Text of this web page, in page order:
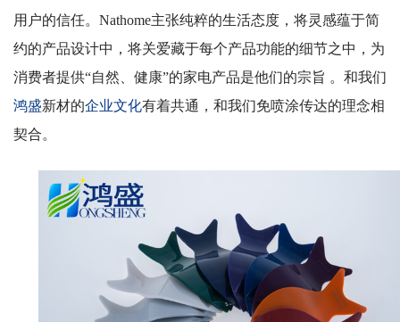
用户的信任。 Nathome主张纯粹的生活态度，将灵感蕴于简
约的产品设计中，将关爱藏于每个产品功能的细节之中，为
消费者提供“自然、健康”的家电产品是他们的宗旨 。和我们
鸿盛新材的企业文化有着共通，和我们免喷涂传达的理念相
契合。